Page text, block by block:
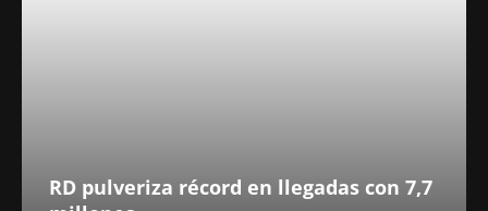
RD pulveriza récord en llegadas con 7,7